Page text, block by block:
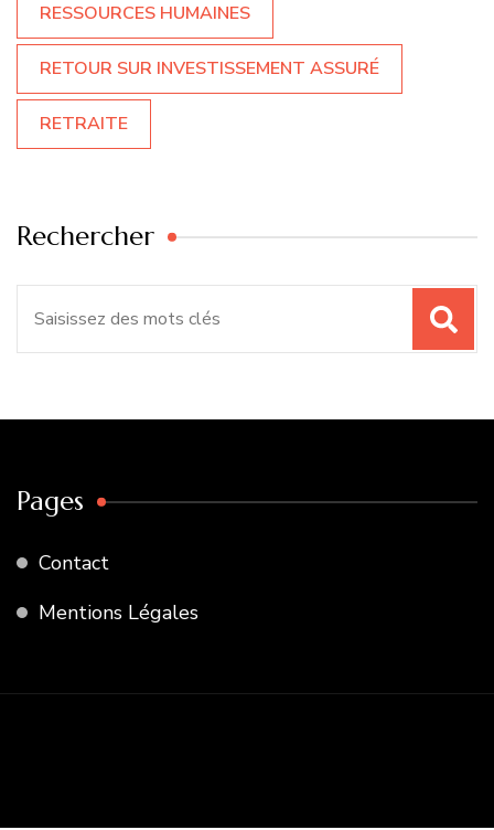
RESSOURCES HUMAINES
RETOUR SUR INVESTISSEMENT ASSURÉ
RETRAITE
Rechercher
Pages
Contact
Mentions Légales